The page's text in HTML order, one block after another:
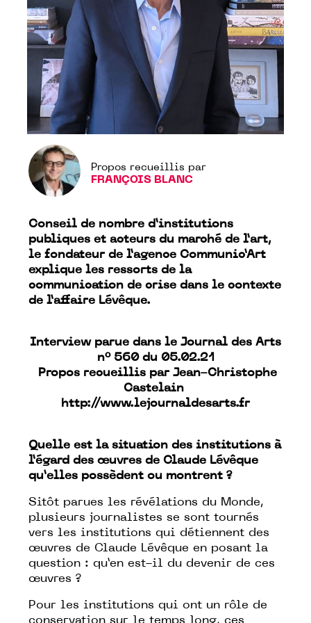
Propos recueillis par
FRANÇOIS BLANC
Conseil de nombre d’institutions
publiques et acteurs du marché de l’art,
le fondateur de l’agence Communic’Art
explique les ressorts de la
communication de crise dans le contexte
de l’affaire Lévêque.
Interview parue dans le Journal des Arts
n° 560 du 05.02.21
Propos recueillis par Jean-Christophe
Castelain
http://​www.lejournaldesarts.fr
Quelle est la situation des institutions à
l’égard des œuvres de Claude Lévêque
qu’elles possèdent ou montrent ?
Sitôt parues les révélations du Monde,
plusieurs journalistes se sont tournés
vers les institutions qui détiennent des
œuvres de Claude Lévêque en posant la
question : qu’en est-il du devenir de ces
œuvres ?
Pour les institutions qui ont un rôle de